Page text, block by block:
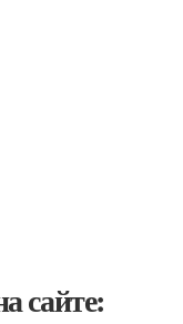
сайте: